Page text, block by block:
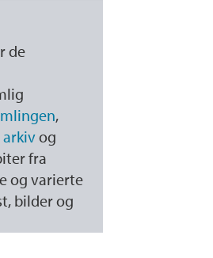
de
,
arkivog
fra
og varierte
bilder og